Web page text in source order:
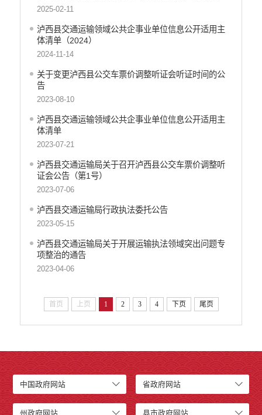
2025-02-11
泸西县交通运输领域公共企事业单位信息公开适用主
体清单（2024）
2024-11-14
关于变更泸西县公交车票价调整听证会听证时间的公
告
2023-08-10
泸西县交通运输领域公共企事业单位信息公开适用主
体清单
2023-07-21
泸西县交通运输局关于召开泸西县公交车票价调整听
证会公告（第1号）
2023-07-06
泸西县交通运输局行政执法委托公告
2023-05-15
泸西县交通运输局关于开展运输执法领域突出问题专
项整治的通告
2023-04-06
首页 上页 1 2 3 4 下页 尾页
中国政府网站 省政府网站
州政府网站 县市政府网站